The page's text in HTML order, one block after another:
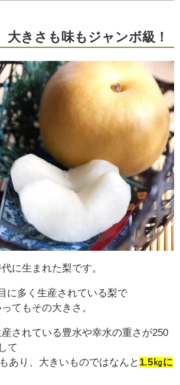
大きさも味もジャンボ級！
に生まれた梨です。
に多く生産されている梨で
てもその大きさ。
されている豊水や幸水の重さが250
て
あり、大きいものではなんと 1.5㎏に